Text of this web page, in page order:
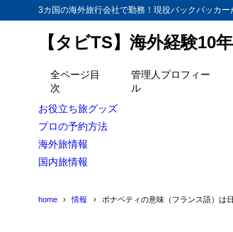
3カ国の海外旅行会社で勤務！現役バックパッカ
【タビTS】海外経験10
全ページ目
次
お役立ち旅グッズ
プロの予約方法
海外旅情報
国内旅情報
管理人プロフィー
ル
home 情報 ボナペティの意味（フランス語）は